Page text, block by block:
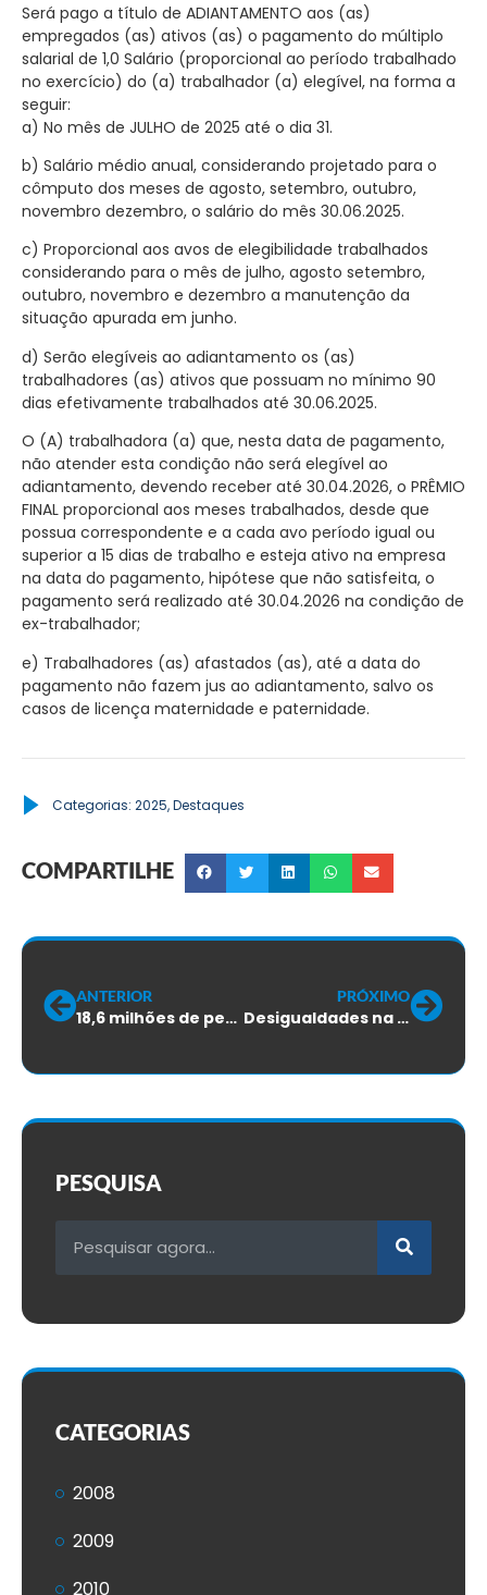
Será pago a título de ADIANTAMENTO aos (as)
empregados (as) ativos (as) o pagamento do múltiplo
salarial de 1,0 Salário (proporcional ao período trabalhado
no exercício) do (a) trabalhador (a) elegível, na forma a
seguir:
a) No mês de JULHO de 2025 até o dia 31.
b) Salário médio anual, considerando projetado para o
cômputo dos meses de agosto, setembro, outubro,
novembro dezembro, o salário do mês 30.06.2025.
c) Proporcional aos avos de elegibilidade trabalhados
considerando para o mês de julho, agosto setembro,
outubro, novembro e dezembro a manutenção da
situação apurada em junho.
d) Serão elegíveis ao adiantamento os (as)
trabalhadores (as) ativos que possuam no mínimo 90
dias efetivamente trabalhados até 30.06.2025.
O (A) trabalhadora (a) que, nesta data de pagamento,
não atender esta condição não será elegível ao
adiantamento, devendo receber até 30.04.2026, o PRÊMIO
FINAL proporcional aos meses trabalhados, desde que
possua correspondente e a cada avo período igual ou
superior a 15 dias de trabalho e esteja ativo na empresa
na data do pagamento, hipótese que não satisfeita, o
pagamento será realizado até 30.04.2026 na condição de
ex-trabalhador;
e) Trabalhadores (as) afastados (as), até a data do
pagamento não fazem jus ao adiantamento, salvo os
casos de licença maternidade e paternidade.
Categorias: 2025,Destaques
COMPARTILHE
ANTERIOR
18,6 milhões de pessoas com deficiência: quais são os desafios dessa população?
PRÓXIMO
Desigualdades na educação ainda afetam o acesso de milhões de brasileiros ao mercado de trabalho
PESQUISA
CATEGORIAS
2008
2009
2010